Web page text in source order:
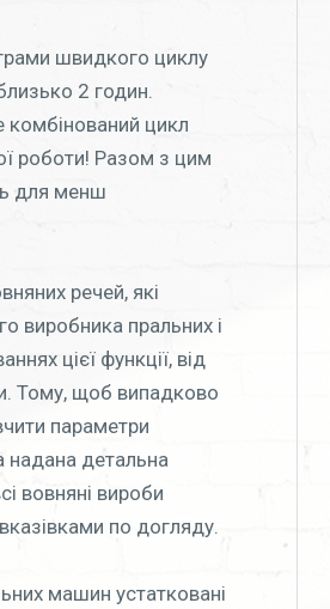
швидкого циклу
2 годин.
цикл
роботи! Разом з цим
для менш
речей, які
виробника пральних і
цієї функції, від
Тому, щоб випадково
параметри
надана детальна
вовняні вироби
по догляду.
машин устатковані